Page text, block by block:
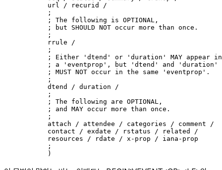
           url / recurid /
           ;
           ; The following is OPTIONAL,
           ; but SHOULD NOT occur more than once.
           ;
           rrule /
           ;
           ; Either 'dtend' or 'duration' MAY appear in
           ; a 'eventprop', but 'dtend' and 'duration'
           ; MUST NOT occur in the same 'eventprop'.
           ;
           dtend / duration /
           ;
           ; The following are OPTIONAL,
           ; and MAY occur more than once.
           ;
           attach / attendee / categories / comment /
           contact / exdate / rstatus / related /
           resources / rdate / x-prop / iana-prop
           ;